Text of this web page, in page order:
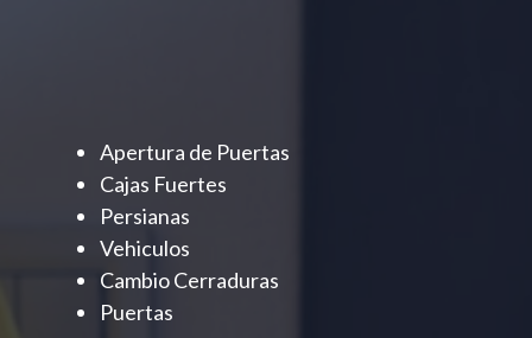
Apertura de Puertas
Cajas Fuertes
Persianas
Vehiculos
Cambio Cerraduras
Puertas